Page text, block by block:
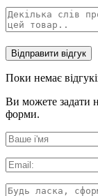
Поки немає
Ви можете задати
форми.